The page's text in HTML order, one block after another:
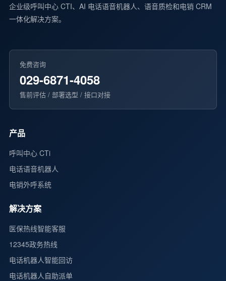
企业级呼叫中心 CTI、AI 电话语音机器人、语音质检和电销 CRM
一体化解决方案。
免费咨询
029-6871-4058
售前评估 / 部署选型 / 接口对接
产品
呼叫中心 CTi
电话语音机器人
电销外呼系统
解决方案
医保热线智能客服
12345政务热线
电话机器人智能回访
电话机器人自助派单